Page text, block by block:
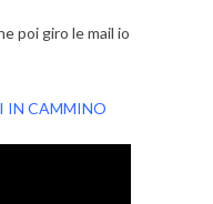
poi giro le mail io
IN CAMMINO